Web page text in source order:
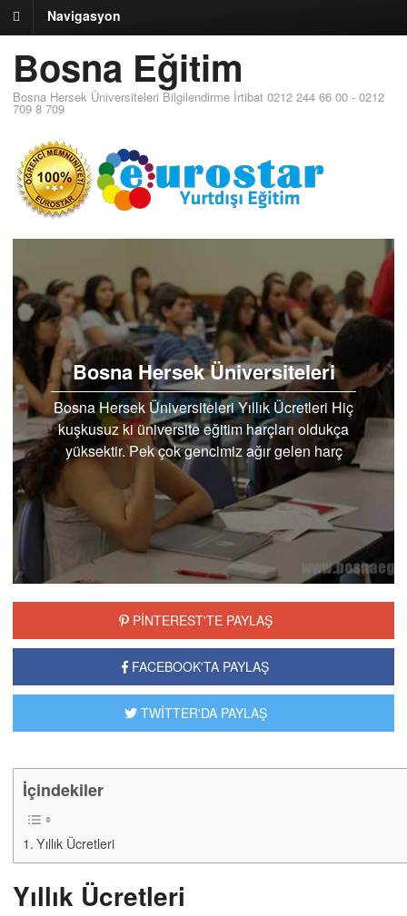
Navigasyon
Bosna Eğitim
Bosna Hersek Üniversiteleri Bilgilendirme İrtibat 0212 244 66 00 - 0212
709 8 709
Bosna Hersek Üniversiteleri
Bosna Hersek Üniversiteleri Yıllık Ücretleri Hiç
kuşkusuz ki üniversite eğitim harçları oldukça
yüksektir. Pek çok gencimiz ağır gelen harç
bedelleri ...
PİNTEREST'TE PAYLAŞ
FACEBOOK'TA PAYLAŞ
TWİTTER'DA PAYLAŞ
İçindekiler
Yıllık Ücretleri
Yıllık Ücretleri